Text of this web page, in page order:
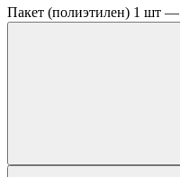
Пакет (полиэтилен) 1 шт —